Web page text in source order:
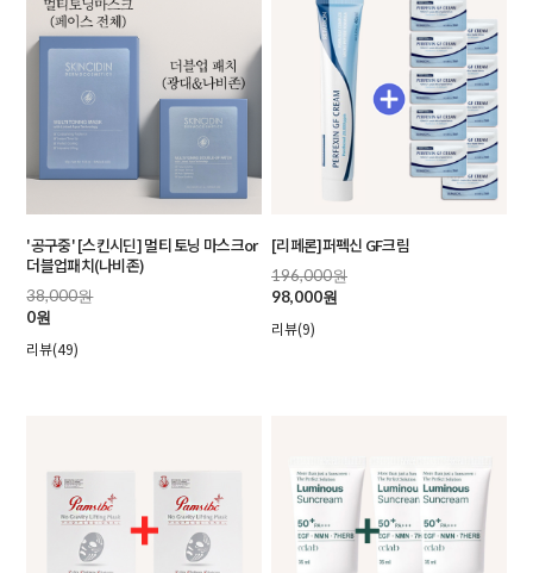
'공구중' [스킨시딘] 멀티 토닝 마스크or
더블업패치(나비존)
38,000원
0원
리뷰(49)
[리페론]퍼펙신 GF크림
196,000원
98,000원
리뷰(9)